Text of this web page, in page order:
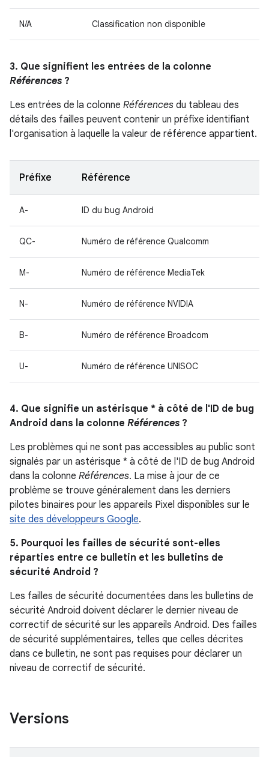
N/A Classification non disponible
3. Que signifient les entrées de la colonne
Références ?
Les entrées de la colonne Références du tableau des
détails des failles peuvent contenir un préfixe identifiant
l'organisation à laquelle la valeur de référence appartient.
Préfixe Référence
A- ID du bug Android
QC- Numéro de référence Qualcomm
M- Numéro de référence MediaTek
N- Numéro de référence NVIDIA
B- Numéro de référence Broadcom
U- Numéro de référence UNISOC
4. Que signifie un astérisque * à côté de l'ID de bug
Android dans la colonne Références ?
Les problèmes qui ne sont pas accessibles au public sont
signalés par un astérisque * à côté de l'ID de bug Android
dans la colonne Références. La mise à jour de ce
problème se trouve généralement dans les derniers
pilotes binaires pour les appareils Pixel disponibles sur le
site des développeurs Google.
5. Pourquoi les failles de sécurité sont-elles
réparties entre ce bulletin et les bulletins de
sécurité Android ?
Les failles de sécurité documentées dans les bulletins de
sécurité Android doivent déclarer le dernier niveau de
correctif de sécurité sur les appareils Android. Des failles
de sécurité supplémentaires, telles que celles décrites
dans ce bulletin, ne sont pas requises pour déclarer un
niveau de correctif de sécurité.
Versions